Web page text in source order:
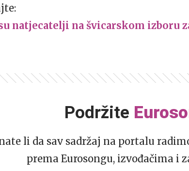
natjecatelji na švicarskom izboru
Podržite
li da sav sadržaj na portalu
prema Eurosongu, izvođačima i